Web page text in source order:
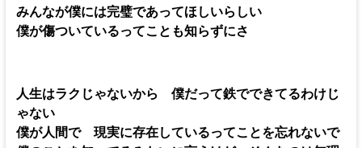
みんなが僕には完璧であってほしいらしい
僕が傷ついているってことも知らずにさ
人生はラクじゃないから 僕だって鉄でできてるわけじ
ゃない
僕が人間で 現実に存在しているってことを忘れないで